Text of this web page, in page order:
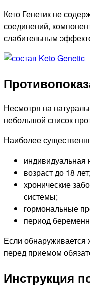
Кето Генетик не
соединений,
слабительным
Несмотря на
небольшой список
Наиболее
индивидуальная
возраст до 18 лет;
хронические
системы;
гормональные
период
Если обнаруживается
перед приемом
Инструкция